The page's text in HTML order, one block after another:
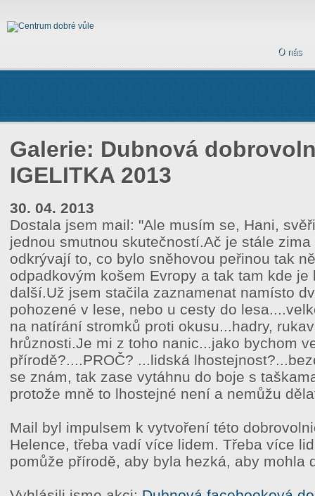
O nás
Galerie: Dubnová
IGELITKA 2013
30. 04. 2013
Dostala jsem mail: "Ale musím se, Hani,
jednou smutnou skutečností.Ač je stále
odkrývají to, co bylo sněhovou peřinou tak
odpadkovým košem Evropy a tak tam kde
další.Už jsem stačila zaznamenat namísto
pohozené v lese, nebo u cesty do
na natírání stromků proti okusu...hadry,
hrůznosti.Je mi z toho nanic...jako bychom
přírodě?....PROČ? ...lidská
se znám, tak zase vytáhnu do boje s
protože mně to lhostejné není a nemůžu
Mail byl impulsem k vytvoření této
Helence, třeba vadí více lidem. Třeba více
pomůže přírodě, aby byla hezká, aby mohla